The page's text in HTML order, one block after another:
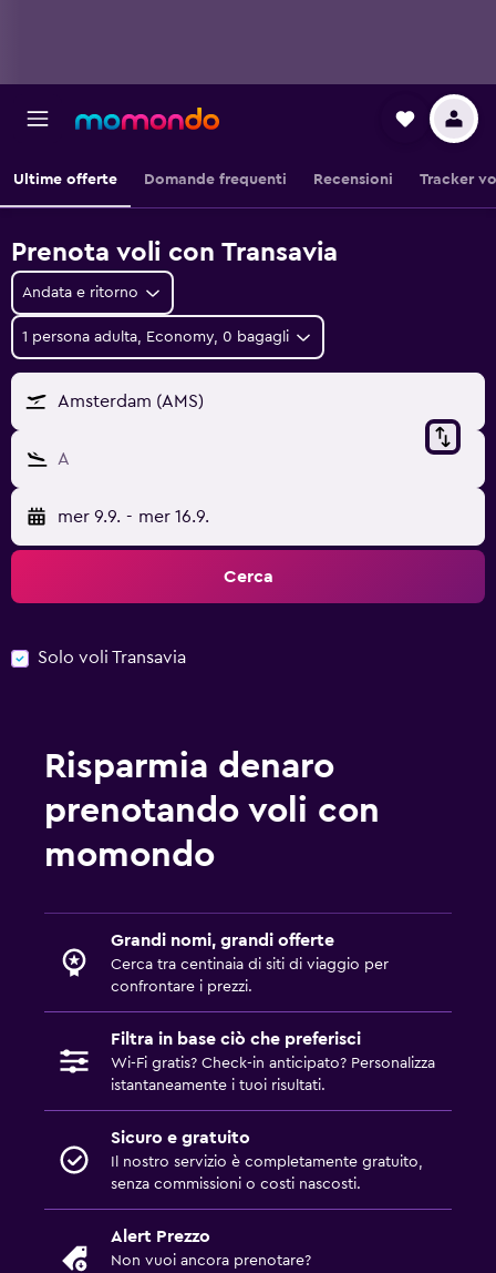
Ultime offerte Domande frequenti Recensioni Tracker
Prenota voli con Transavia
Andata e ritorno
1 persona adulta, Economy, 0 bagagli
Amsterdam (AMS)
A
mer 9.9. - mer 16.9.
Cerca
Solo voli Transavia
Risparmia denaro
prenotando voli con
momondo
Grandi nomi, grandi offerte
Cerca tra centinaia di siti di viaggio per
confrontare i prezzi.
Filtra in base ciò che preferisci
Wi-Fi gratis? Check-in anticipato? Personalizza
istantaneamente i tuoi risultati.
Sicuro e gratuito
Il nostro servizio è completamente gratuito,
senza commissioni o costi nascosti.
Alert Prezzo
Non vuoi ancora prenotare?